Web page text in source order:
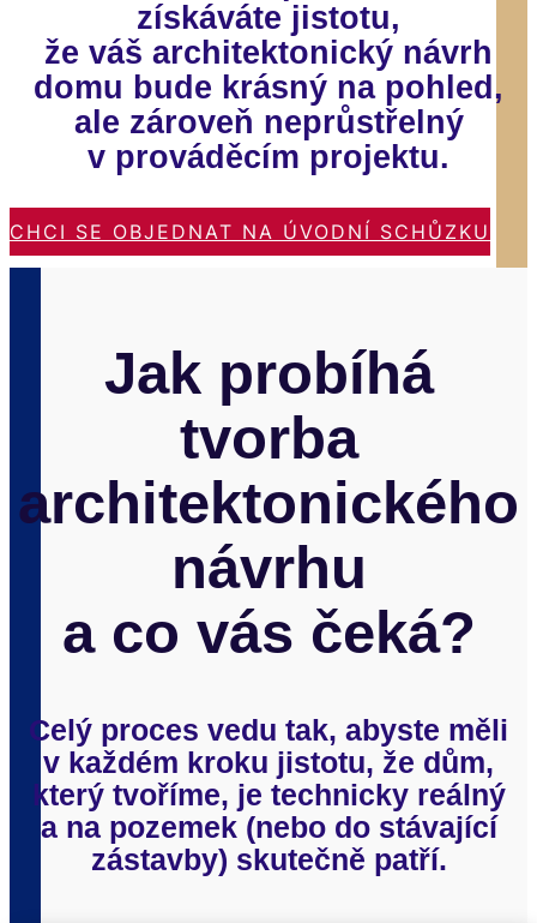
získáváte jistotu,
že váš architektonický návrh
domu bude krásný na pohled,
ale zároveň neprůstřelný
v prováděcím projektu.
CHCI SE OBJEDNAT NA ÚVODNÍ SCHŮZKU
Jak probíhá
tvorba
architektonického
návrhu
a co vás čeká?
Celý proces vedu tak, abyste měli
v každém kroku jistotu, že dům,
který tvoříme, je technicky reálný
a na pozemek (nebo do stávající
zástavby) skutečně patří.